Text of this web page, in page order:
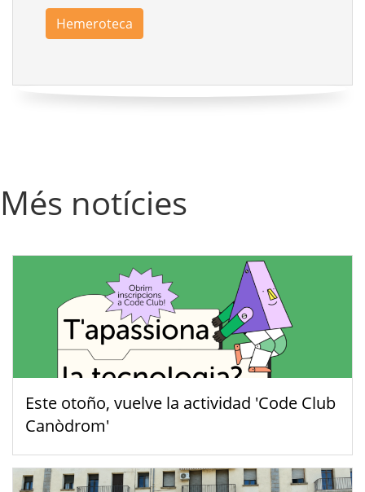
Hemeroteca
Més notícies
Este otoño, vuelve la actividad 'Code Club
Canòdrom'